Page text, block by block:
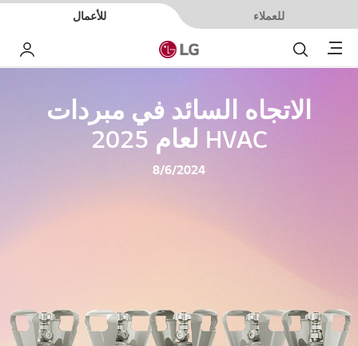
للعملاء للأعمال
Menu
الاتجاه السائد في مبردات
HVAC‏ لعام 2025
8/6/2024